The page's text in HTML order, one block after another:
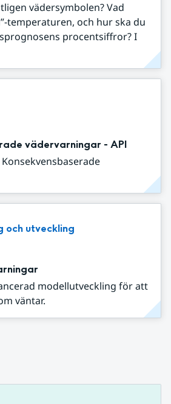
vädersymbolen? Vad
temperaturen, och hur ska du
procentsiffror? I
vädervarningar - API
och utveckling
modellutveckling för att
väntar.